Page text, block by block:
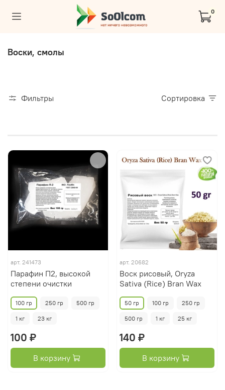
0
Воски, смолы
Фильтры Сортировка
арт. 241473
Парафин П2, высокой
степени очистки
100 гр 250 гр 500 гр
1 кг 23 кг
100 ₽
В корзину
арт. 20682
Воск рисовый, Oryza
Sativa (Rice) Bran Wax
50 гр 100 гр 250 гр
500 гр 1 кг 25 кг
140 ₽
В корзину